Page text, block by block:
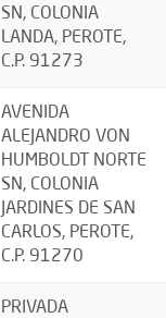
SN, COLONIA
LANDA, PEROTE,
C.P. 91273
AVENIDA
ALEJANDRO VON
HUMBOLDT NORTE
SN, COLONIA
JARDINES DE SAN
CARLOS, PEROTE,
C.P. 91270
PRIVADA